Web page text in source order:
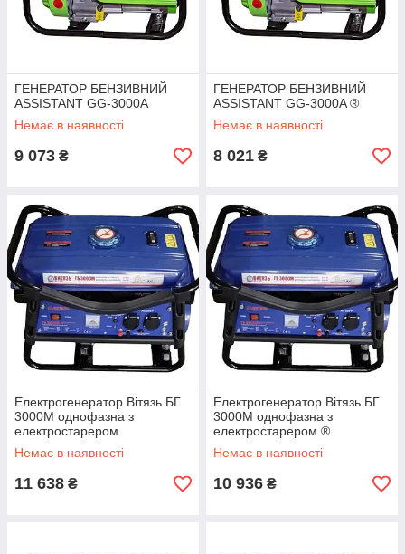
ГЕНЕРАТОР БЕНЗИВНИЙ
ASSISTANT GG-3000A
Немає в наявності
9 073 ₴
ГЕНЕРАТОР БЕНЗИВНИЙ
ASSISTANT GG-3000A ®
Немає в наявності
8 021 ₴
Електрогенератор Вітязь БГ
3000М однофазна з
електростарером
Немає в наявності
11 638 ₴
Електрогенератор Вітязь БГ
3000М однофазна з
електростарером ®
Немає в наявності
10 936 ₴